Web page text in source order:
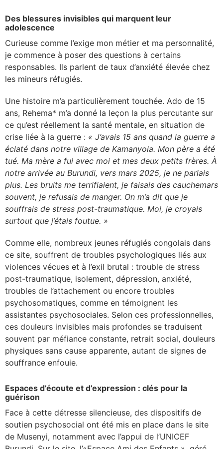
Des blessures invisibles qui marquent leur
adolescence
Curieuse comme l’exige mon métier et ma personnalité,
je commence à poser des questions à certains
responsables. Ils parlent de taux d’anxiété élevée chez
les mineurs réfugiés.
Une histoire m’a particulièrement touchée. Ado de 15
ans, Rehema* m’a donné la leçon la plus percutante sur
ce qu’est réellement la santé mentale, en situation de
crise liée à la guerre : « J’avais 15 ans quand la guerre a
éclaté dans notre village de Kamanyola. Mon père a été
tué. Ma mère a fui avec moi et mes deux petits frères. À
notre arrivée au Burundi, vers mars 2025, je ne parlais
plus. Les bruits me terrifiaient, je faisais des cauchemars
souvent, je refusais de manger. On m’a dit que je
souffrais de stress post-traumatique. Moi, je croyais
surtout que j’étais foutue. »
Comme elle, nombreux jeunes réfugiés congolais dans
ce site, souffrent de troubles psychologiques liés aux
violences vécues et à l’exil brutal : trouble de stress
post-traumatique, isolement, dépression, anxiété,
troubles de l’attachement ou encore troubles
psychosomatiques, comme en témoignent les
assistantes psychosociales. Selon ces professionnelles,
ces douleurs invisibles mais profondes se traduisent
souvent par méfiance constante, retrait social, douleurs
physiques sans cause apparente, autant de signes de
souffrance enfouie.
Espaces d’écoute et d’expression : clés pour la
guérison
Face à cette détresse silencieuse, des dispositifs de
soutien psychosocial ont été mis en place dans le site
de Musenyi, notamment avec l’appui de l’UNICEF